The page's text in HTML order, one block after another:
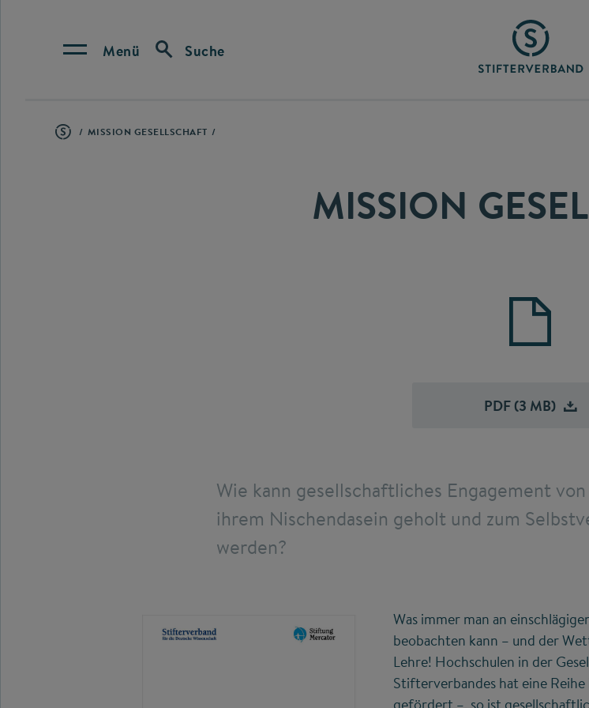
Menü Suche
MISSION GESELLSCHAFT
MISSION
PDF (3 MB)
Wie kann gesellschaftliches Engagement
ihrem Nischendasein geholt und zum
werden?
Was immer man an
beobachten kann – und der
Lehre! Hochschulen in der
Stifterverbandes hat eine